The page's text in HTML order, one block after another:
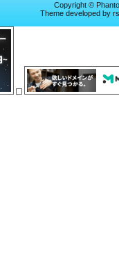
Copyright ©
Theme developed by